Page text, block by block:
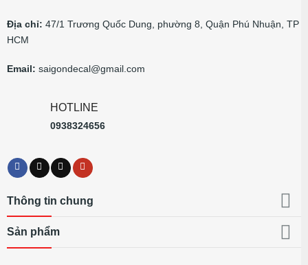
Địa chỉ: 47/1 Trương Quốc Dung, phường 8, Quận Phú Nhuận, TP
HCM
Email: saigondecal@gmail.com
HOTLINE
0938324656
Thông tin chung
Sản phẩm